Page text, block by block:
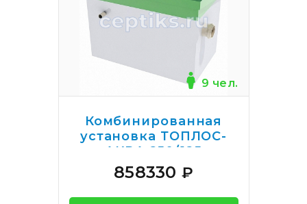
9 чел.
Комбинированная
установка ТОПЛОС-
АКВА 250/125
858330 ₽